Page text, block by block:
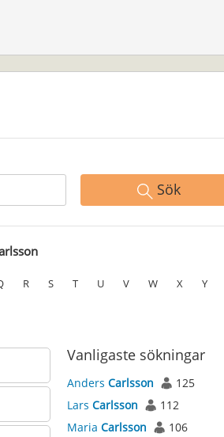
Sök
R S T U V W X Y
Vanligaste sökningar
Anders Carlsson
125
Lars Carlsson
112
Maria Carlsson
106